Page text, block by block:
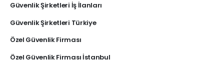
Güvenlik Şirketleri İş İlanları
Güvenlik Şirketleri Türkiye
Özel Güvenlik Firması
Özel Güvenlik Firması İstanbul